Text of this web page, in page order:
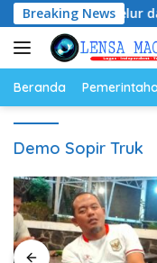
Langsung
ke
konten
Breaking News
Telur dan
Beranda
Demo Sopir Truk